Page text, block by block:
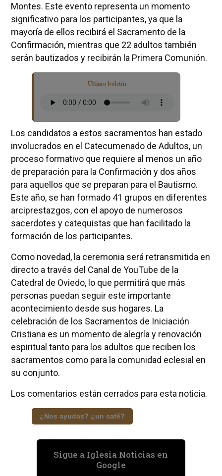
Montes. Este evento representa un momento
significativo para los participantes, ya que la
mayoría de ellos recibirá el Sacramento de la
Confirmación, mientras que 22 adultos también
serán bautizados y recibirán la Primera Comunión.
Último boletín
Los candidatos a estos sacramentos han estado
involucrados en el Catecumenado de Adultos, un
proceso formativo que requiere al menos un año
de preparación para la Confirmación y dos años
para aquellos que se preparan para el Bautismo.
Este año, se han formado 41 grupos en diferentes
arciprestazgos, con el apoyo de numerosos
sacerdotes y catequistas que han facilitado la
formación de los participantes.
Como novedad, la ceremonia será retransmitida en
directo a través del Canal de YouTube de la
Catedral de Oviedo, lo que permitirá que más
personas puedan seguir este importante
acontecimiento desde sus hogares. La
celebración de los Sacramentos de Iniciación
Cristiana es un momento de alegría y renovación
espiritual tanto para los adultos que reciben los
sacramentos como para la comunidad eclesial en
su conjunto.
Los comentarios están cerrados para esta noticia.
¿Nos ayudas? ¿un café?
Sigue a Iglesia Noticias en
Google